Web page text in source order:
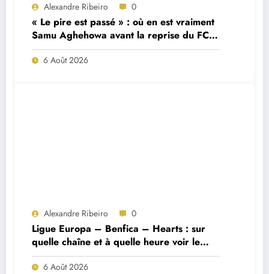
Alexandre Ribeiro 0
« Le pire est passé » : où en est vraiment
Samu Aghehowa avant la reprise du FC
Porto ?
6 Août 2026
Alexandre Ribeiro 0
Ligue Europa – Benfica – Hearts : sur
quelle chaîne et à quelle heure voir le
match ?
6 Août 2026